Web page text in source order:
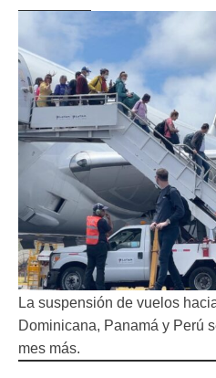
La suspensión de vuelos
Dominicana, Panamá y Perú
mes más.